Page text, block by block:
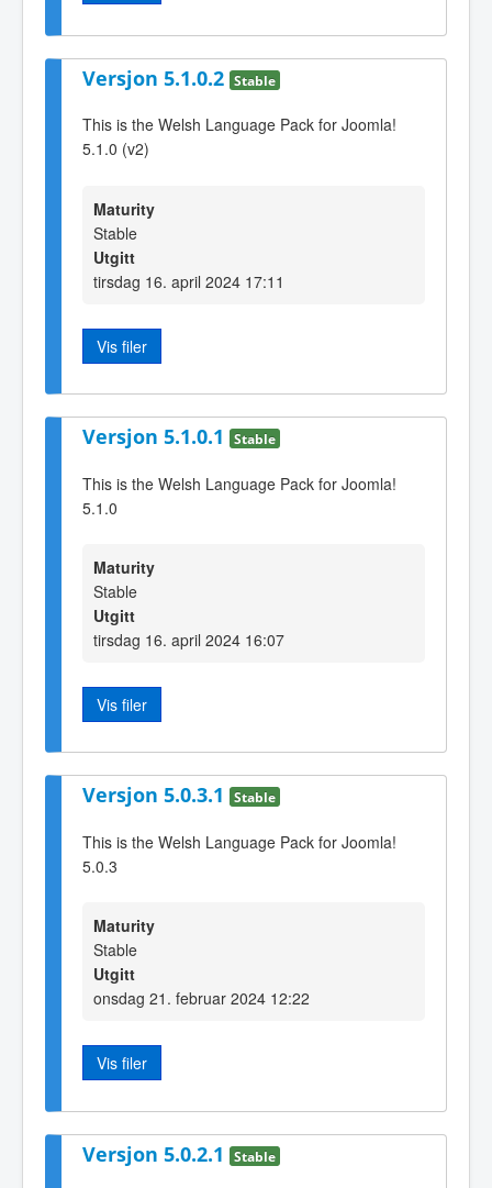
Versjon 5.1.0.2 Stable
This is the Welsh Language Pack for Joomla!
5.1.0 (v2)
Maturity
Stable
Utgitt
tirsdag 16. april 2024 17:11
Vis filer
Versjon 5.1.0.1 Stable
This is the Welsh Language Pack for Joomla!
5.1.0
Maturity
Stable
Utgitt
tirsdag 16. april 2024 16:07
Vis filer
Versjon 5.0.3.1 Stable
This is the Welsh Language Pack for Joomla!
5.0.3
Maturity
Stable
Utgitt
onsdag 21. februar 2024 12:22
Vis filer
Versjon 5.0.2.1 Stable